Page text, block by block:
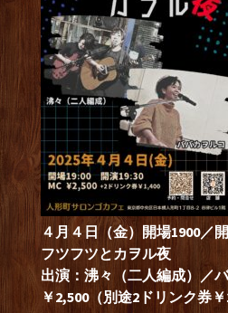
４月４日（金）開場1900／
フツフツとカヲル夜
出演：沸々（二人編成）／
￥2,500（別途2ドリンク券￥